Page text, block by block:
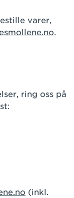
varer,
.
ring oss på
(inkl.